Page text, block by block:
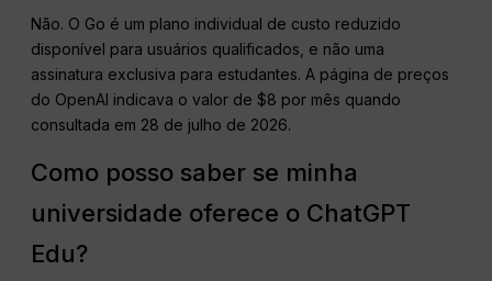
Não. O Go é um plano individual de custo reduzido
disponível para usuários qualificados, e não uma
assinatura exclusiva para estudantes. A página de preços
do OpenAI indicava o valor de $8 por mês quando
consultada em 28 de julho de 2026.
Como posso saber se minha
universidade oferece o ChatGPT
Edu?